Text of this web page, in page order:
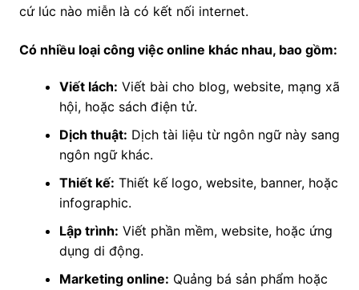
cứ lúc nào miễn là có kết nối internet.
Có nhiều loại công việc online khác nhau, bao gồm:
Viết lách: Viết bài cho blog, website, mạng xã
hội, hoặc sách điện tử.
Dịch thuật: Dịch tài liệu từ ngôn ngữ này sang
ngôn ngữ khác.
Thiết kế: Thiết kế logo, website, banner, hoặc
infographic.
Lập trình: Viết phần mềm, website, hoặc ứng
dụng di động.
Marketing online: Quảng bá sản phẩm hoặc